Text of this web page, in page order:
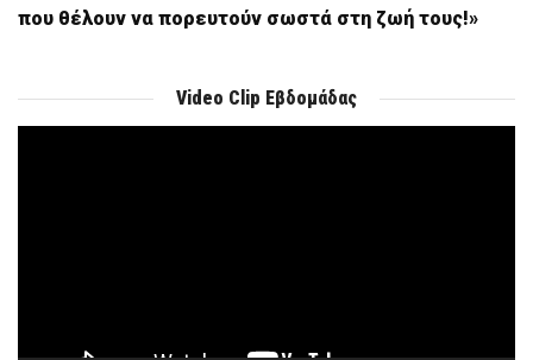
που θέλουν να πορευτούν σωστά στη ζωή τους!»
Video Clip Εβδομάδας